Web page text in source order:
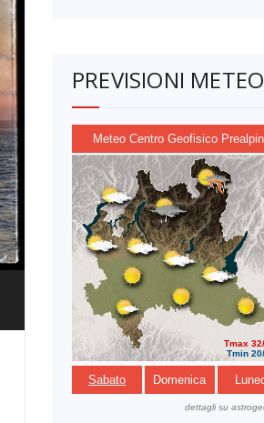
PREVISIONI METEO